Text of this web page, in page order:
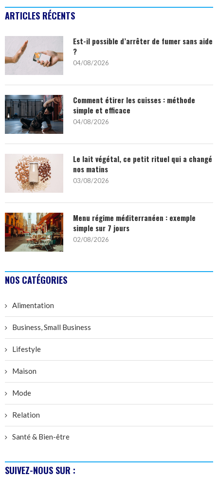
ARTICLES RÉCENTS
Est-il possible d’arrêter de fumer sans aide
?
04/08/2026
Comment étirer les cuisses : méthode
simple et efficace
04/08/2026
Le lait végétal, ce petit rituel qui a changé
nos matins
03/08/2026
Menu régime méditerranéen : exemple
simple sur 7 jours
02/08/2026
NOS CATÉGORIES
Alimentation
Business, Small Business
Lifestyle
Maison
Mode
Relation
Santé & Bien-être
SUIVEZ-NOUS SUR :